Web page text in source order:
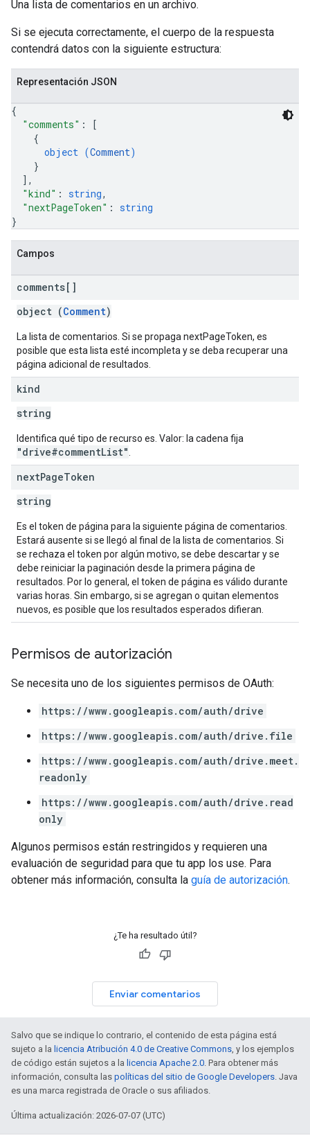
Una lista de comentarios en un archivo.
Si se ejecuta correctamente, el cuerpo de la respuesta
contendrá datos con la siguiente estructura:
Representación JSON
{
"comments" :
[
{
object (Comment)
}
] ,
"kind" : string,
"nextPageToken" : string
}
Campos
comments[]
object (Comment)
La lista de comentarios. Si se propaga nextPageToken, es
posible que esta lista esté incompleta y se deba recuperar una
página adicional de resultados.
kind
string
Identifica qué tipo de recurso es. Valor: la cadena fija
"drive#commentList"
nextPageToken
string
Es el token de página para la siguiente página de comentarios.
Estará ausente si se llegó al final de la lista de comentarios. Si
se rechaza el token por algún motivo, se debe descartar y se
debe reiniciar la paginación desde la primera página de
resultados. Por lo general, el token de página es válido durante
varias horas. Sin embargo, si se agregan o quitan elementos
nuevos, es posible que los resultados esperados difieran.
Permisos de autorización
Se necesita uno de los siguientes permisos de OAuth:
https://www.googleapis.com/auth/drive
https://www.googleapis.com/auth/drive.file
https://www.googleapis.com/auth/drive.meet.
readonly
https://www.googleapis.com/auth/drive.read
only
Algunos permisos están restringidos y requieren una
evaluación de seguridad para que tu app los use. Para
obtener más información, consulta la guía de autorización.
¿Te ha resultado útil?
Enviar comentarios
Salvo que se indique lo contrario, el contenido de esta página está
sujeto a la licencia Atribución 4.0 de Creative Commons, y los ejemplos
de código están sujetos a la licencia Apache 2.0. Para obtener más
información, consulta las políticas del sitio de Google Developers. Java
es una marca registrada de Oracle o sus afiliados.
Última actualización: 2026-07-07 (UTC)